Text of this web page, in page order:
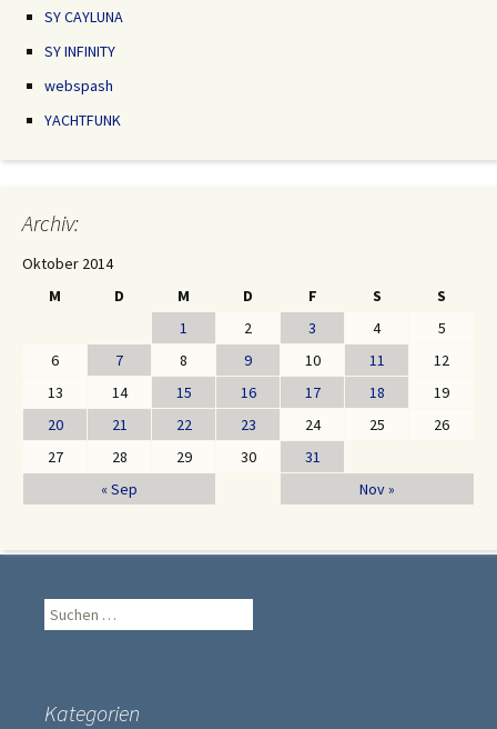
SY CAYLUNA
SY INFINITY
webspash
YACHTFUNK
Archiv:
Oktober 2014
M
D M D F S S
« Sep Nov »
1 2 3 4
5
6
7 8 9 10 11
12
13
14 15 16 17 18
19
20
21 22 23 24 25
26
27
28 29 30 31
Suche
nach:
Kategorien